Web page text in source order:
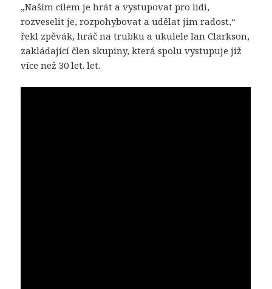
„Naším cílem je hrát a vystupovat pro lidi,
rozveselit je, rozpohybovat a udělat jim radost,“
řekl zpěvák, hráč na trubku a ukulele Ian Clarkson,
zakládající člen skupiny, která spolu vystupuje již
více než 30 let. let.